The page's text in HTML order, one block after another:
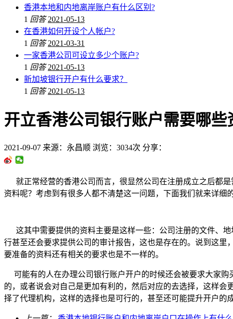
香港本地和内地离岸账户有什么区别?
1 回答 2021-05-13
在香港如何开设个人帐户?
1 回答 2021-03-31
一家香港公司可设立多少个账户?
1 回答 2021-05-13
新加坡银行开户有什么要求？
1 回答 2021-05-13
开立香港公司银行账户需要哪些
2021-09-07 来源：永昌顺 浏览：3034次 分享：
就正常经营的香港公司而言，很显然公司在注册成立之后都是
资料呢？考虑到有很多人都不清楚这一问题，下面我们就来详细
这其中需要提供的资料主要是这样一些：公司注册的文件、地
行甚至还会要求提供公司的审计报告，这也是存在的。说到这
要准备的资料还有相关的要求也是不一样的。
可能有的人在办理公司银行账户开户的时候还会被要求大家
的，或者说会对自己是更加有利的，然后对应的去选择，这样
择了代理机构，这样的选择也是可行的，甚至还可能提升开户的